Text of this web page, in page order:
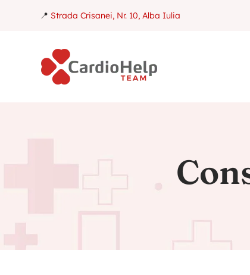
📍 Strada Crisanei, Nr. 10, Alba Iulia